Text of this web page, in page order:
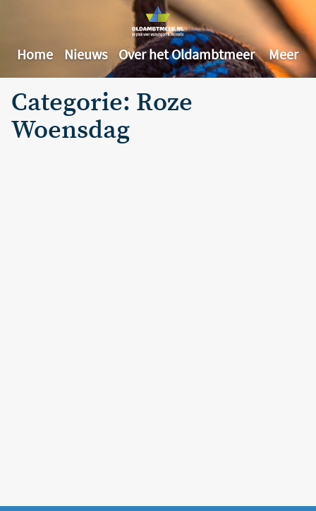
Home Nieuws Over het Oldambtmeer Meer
Categorie: Roze
Woensdag